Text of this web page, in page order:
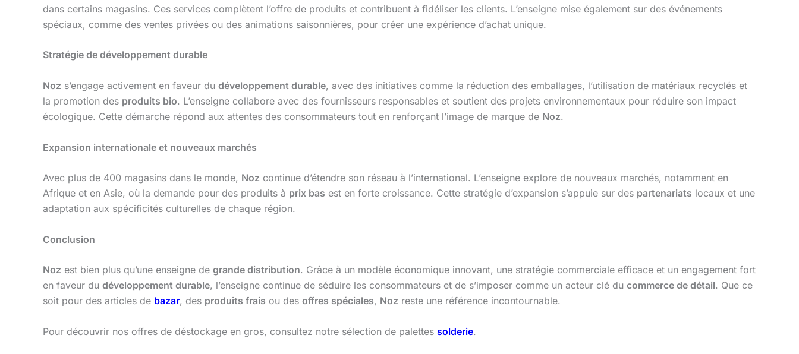
dans certains magasins. Ces services complètent l’offre de produits et contribuent à fidéliser les clients. L’enseigne mise également sur des événements
spéciaux, comme des ventes privées ou des animations saisonnières, pour créer une expérience d’achat unique.
Stratégie de développement durable
Noz s’engage activement en faveur du développement durable, avec des initiatives comme la réduction des emballages, l’utilisation de matériaux recyclés et
la promotion des produits bio. L’enseigne collabore avec des fournisseurs responsables et soutient des projets environnementaux pour réduire son impact
écologique. Cette démarche répond aux attentes des consommateurs tout en renforçant l’image de marque de Noz.
Expansion internationale et nouveaux marchés
Avec plus de 400 magasins dans le monde, Noz continue d’étendre son réseau à l’international. L’enseigne explore de nouveaux marchés, notamment en
Afrique et en Asie, où la demande pour des produits à prix bas est en forte croissance. Cette stratégie d’expansion s’appuie sur des partenariats locaux et une
adaptation aux spécificités culturelles de chaque région.
Conclusion
Noz est bien plus qu’une enseigne de grande distribution. Grâce à un modèle économique innovant, une stratégie commerciale efficace et un engagement fort
en faveur du développement durable, l’enseigne continue de séduire les consommateurs et de s’imposer comme un acteur clé du commerce de détail. Que ce
soit pour des articles de bazar, des produits frais ou des offres spéciales, Noz reste une référence incontournable.
Pour découvrir nos offres de déstockage en gros, consultez notre sélection de palettes solderie.